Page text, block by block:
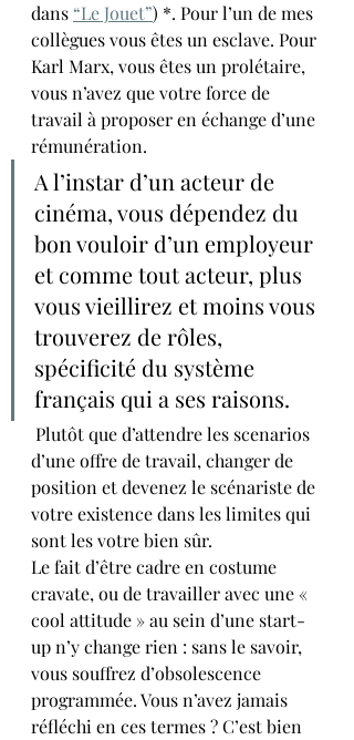
dans “Le Jouet”) *. Pour l’un de mes
collègues vous êtes un esclave. Pour
Karl Marx, vous êtes un prolétaire,
vous n’avez que votre force de
travail à proposer en échange d’une
rémunération.
A l’instar d’un acteur de
cinéma, vous dépendez du
bon vouloir d’un employeur
et comme tout acteur, plus
vous vieillirez et moins vous
trouverez de rôles,
spécificité du système
français qui a ses raisons.
d’une offre de travail, changer de
position et devenez le scénariste de
votre existence dans les limites qui
sont les votre bien sûr.
Le fait d’être cadre en costume
cravate, ou de travailler avec une «
cool attitude » au sein d’une start-
up n’y change rien : sans le savoir,
vous souffrez d’obsolescence
programmée. Vous n’avez jamais
réfléchi en ces termes ? C’est bien